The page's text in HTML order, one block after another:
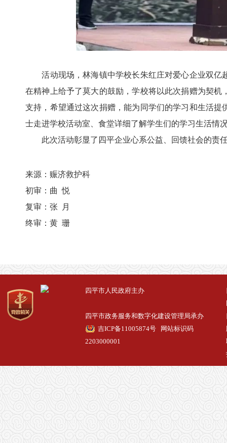
活动现场，林海镇中学校长朱红庄对爱心企业双亿
在精神上给予了莫大的鼓励，学校将以此次捐赠为契
支持，希望通过这次捐赠，能为同学们的学习和生活
士走进学校活动室、食堂详细了解学生们的学习生活情
此次活动彰显了四平企业心系公益、回馈社会的责任
来源：赈济救护科
初审：曲 悦
复审：张 月
终审：黄 珊
四平市人民政府主办
四平市政务服务和数字化建设管理局承办
吉ICP备11005874号 网站标识码
2203000001